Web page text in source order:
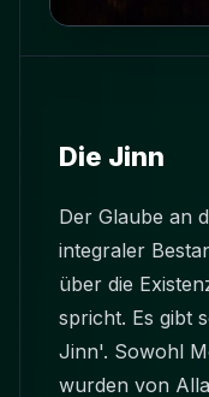
Die Jinn
Der Glaube an
integraler
über die
spricht. Es gibt
Jinn'. Sowohl
wurden von